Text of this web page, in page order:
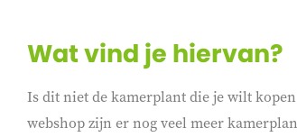
Wat vind je hiervan?
Is dit niet de kamerplant die je wilt
webshop zijn er nog veel meer